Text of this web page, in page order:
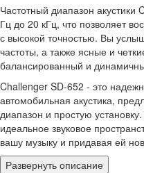
Частотный диапазон акустики
Гц до 20 кГц, что позволяет
с высокой точностью. Вы
частоты, а также ясные и
балансированный и
Challenger SD-652 - это
автомобильная акустика,
диапазон и простую
идеальное звуковое
вашу музыку и придавая ей
Развернуть описание